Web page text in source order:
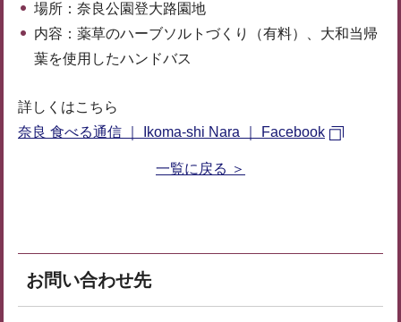
場所：奈良公園登大路園地
内容：薬草のハーブソルトづくり（有料）、大和当帰
葉を使用したハンドバス
詳しくはこちら
奈良 食べる通信 ｜ Ikoma-shi Nara ｜ Facebook
一覧に戻る ＞
お問い合わせ先